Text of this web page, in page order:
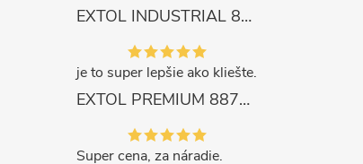
EXTOL INDUSTRIAL 8791861 Viazač armatúr aku Share20V, bez aku, drôt 0,8mm, oko 8-34mm, bezuhlíkový motor
je to super lepšie ako kliešte.
EXTOL PREMIUM 8871287 Sekera štiepacia 3500g, nylónová násada 910mm
Super cena, za náradie.